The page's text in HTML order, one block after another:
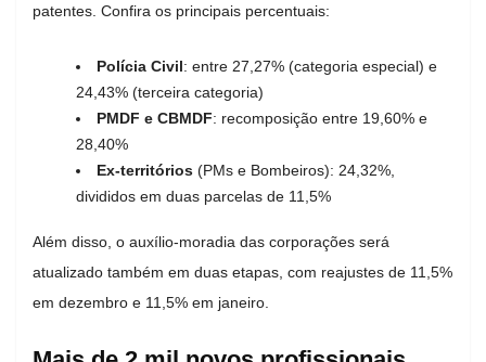
patentes. Confira os principais percentuais:
Polícia Civil: entre 27,27% (categoria especial) e
24,43% (terceira categoria)
PMDF e CBMDF: recomposição entre 19,60% e
28,40%
Ex-territórios (PMs e Bombeiros): 24,32%,
divididos em duas parcelas de 11,5%
Além disso, o auxílio-moradia das corporações será
atualizado também em duas etapas, com reajustes de 11,5%
em dezembro e 11,5% em janeiro.